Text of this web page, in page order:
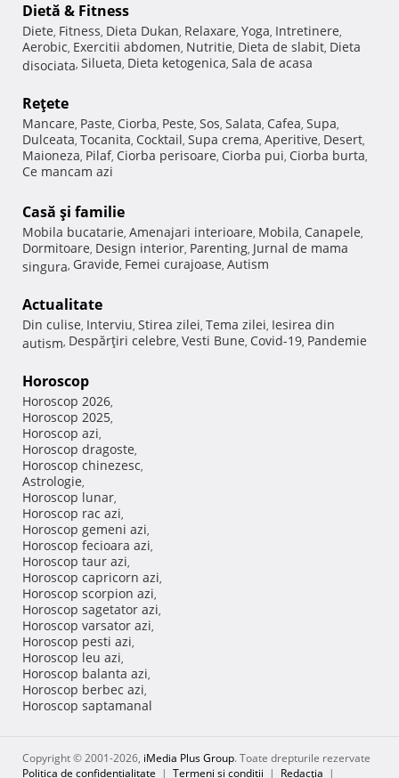
Dietă & Fitness
Diete, Fitness, Dieta Dukan, Relaxare, Yoga, Intretinere,
Aerobic, Exercitii abdomen, Nutritie, Dieta de slabit, Dieta
disociata, Silueta, Dieta ketogenica, Sala de acasa
Reţete
Mancare, Paste, Ciorba, Peste, Sos, Salata, Cafea, Supa,
Dulceata, Tocanita, Cocktail, Supa crema, Aperitive, Desert,
Maioneza, Pilaf, Ciorba perisoare, Ciorba pui, Ciorba burta,
Ce mancam azi
Casă şi familie
Mobila bucatarie, Amenajari interioare, Mobila, Canapele,
Dormitoare, Design interior, Parenting, Jurnal de mama
singura, Gravide, Femei curajoase, Autism
Actualitate
Din culise, Interviu, Stirea zilei, Tema zilei, Iesirea din
autism, Despărţiri celebre, Vesti Bune, Covid-19, Pandemie
Horoscop
Horoscop 2026,
Horoscop 2025,
Horoscop azi,
Horoscop dragoste,
Horoscop chinezesc,
Astrologie,
Horoscop lunar,
Horoscop rac azi,
Horoscop gemeni azi,
Horoscop fecioara azi,
Horoscop taur azi,
Horoscop capricorn azi,
Horoscop scorpion azi,
Horoscop sagetator azi,
Horoscop varsator azi,
Horoscop pesti azi,
Horoscop leu azi,
Horoscop balanta azi,
Horoscop berbec azi,
Horoscop saptamanal
Copyright © 2001-2026, iMedia Plus Group. Toate drepturile rezervate
Politica de confidențialitate | Termeni si conditii | Redacţia |